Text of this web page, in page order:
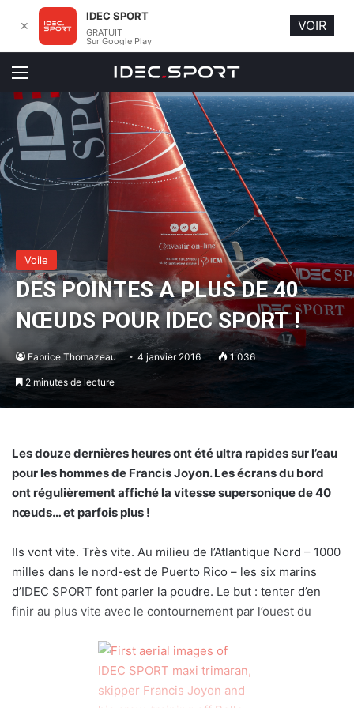
Menu
Voile
DES POINTES A PLUS DE 40
NŒUDS POUR IDEC SPORT !
Fabrice Thomazeau 4 janvier 2016 1 036
2 minutes de lecture
Les douze dernières heures ont été ultra rapides sur l’eau
pour les hommes de Francis Joyon. Les écrans du bord
ont régulièrement affiché la vitesse supersonique de 40
nœuds… et parfois plus !
Ils vont vite. Très vite. Au milieu de l’Atlantique Nord – 1000
milles dans le nord-est de Puerto Rico – les six marins
d’IDEC SPORT font parler la poudre. Le but : tenter d’en
finir au plus vite avec le contournement par l’ouest du
✕
IDEC SPORT
GRATUIT
Sur Google Play
VOIR